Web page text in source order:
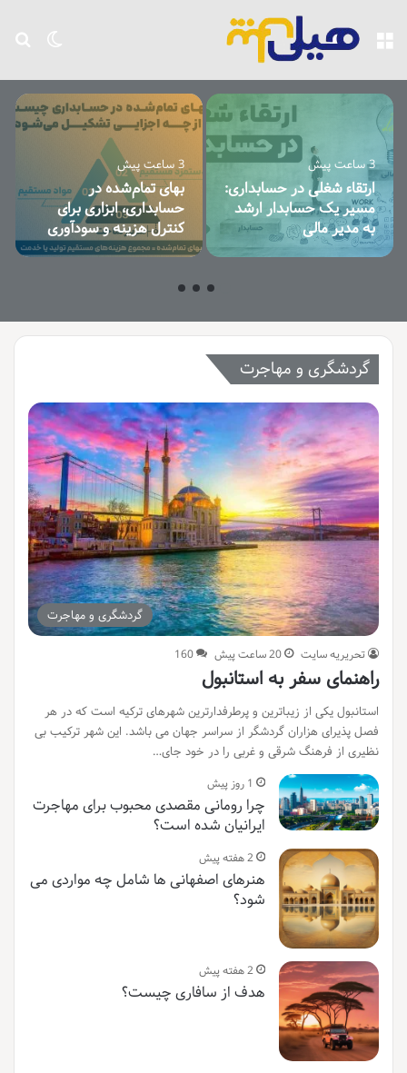
تغییر منو
3 ساعت پیش
ارتقاء شغلی در حسابداری:
مسیر یک حسابدار ارشد
به مدیر مالی
3 ساعت پیش
بهای تمام‌شده در
حسابداری، ابزاری برای
کنترل هزینه و سودآوری
گردشگری و مهاجرت
گردشگری و مهاجرت
تحریریه سایت 20 ساعت پیش 160
راهنمای سفر به استانبول
استانبول یکی از زیباترین و پرطرفدارترین شهرهای ترکیه است که در هر
فصل پذیرای هزاران گردشگر از سراسر جهان می باشد. این شهر ترکیب بی
نظیری از فرهنگ شرقی و غربی را در خود جای…
1 روز پیش
چرا رومانی مقصدی محبوب برای مهاجرت
ایرانیان شده است؟
2 هفته پیش
هنرهای اصفهانی ها شامل چه مواردی می
شود؟
2 هفته پیش
هدف از سافاری چیست؟